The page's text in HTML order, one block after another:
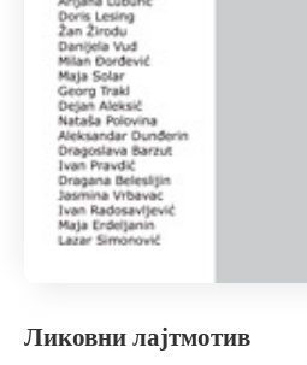
Ликовни лајтмотив